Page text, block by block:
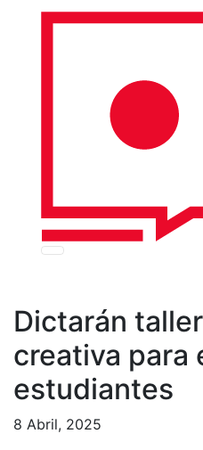
Dictarán
creativa para
estudiantes
8 Abril, 2025